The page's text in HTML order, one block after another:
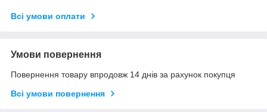
Всі умови оплати
Умови повернення
Повернення товару впродовж 14 днів за рахунок покупця
Всі умови повернення